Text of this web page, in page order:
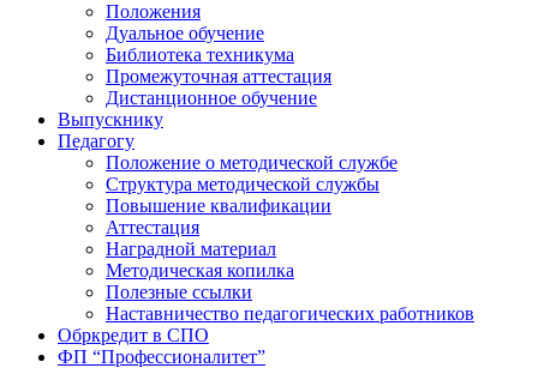
Положения
Дуальное обучение
Библиотека техникума
Промежуточная аттестация
Дистанционное обучение
Выпускнику
Педагогу
Положение о методической службе
Структура методической службы
Повышение квалификации
Аттестация
Наградной материал
Методическая копилка
Полезные ссылки
Наставничество педагогических работников
Обркредит в СПО
ФП “Профессионалитет”